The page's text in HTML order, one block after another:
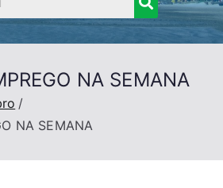
NA SEMANA
NA SEMANA